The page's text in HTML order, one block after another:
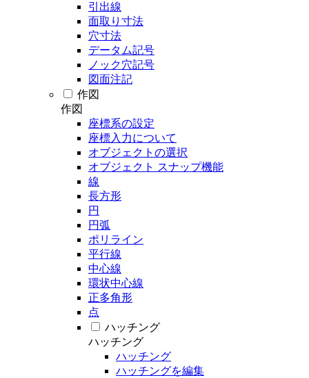
引出線
面取り寸法
穴寸法
データム記号
ノック穴記号
図面注記
作図
作図
座標系の設定
座標入力について
オブジェクトの選択
オブジェクト スナップ機能
線
長方形
円
円弧
ポリライン
平行線
中心線
環状中心線
正多角形
点
ハッチング
ハッチング
ハッチング
ハッチングを編集